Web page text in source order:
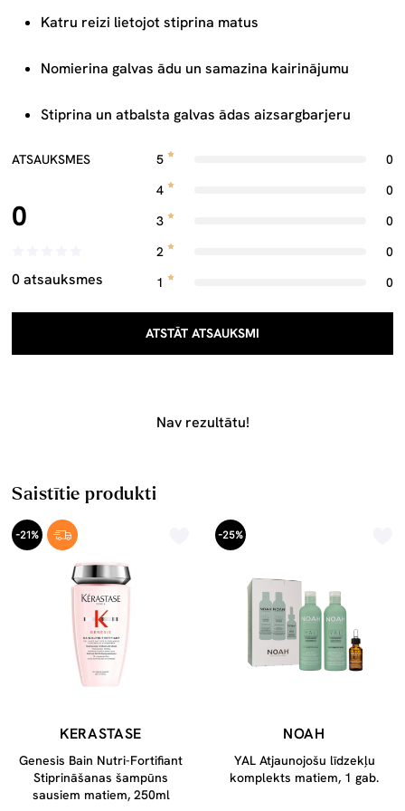
Katru reizi lietojot stiprina matus
Nomierina galvas ādu un samazina kairinājumu
Stiprina un atbalsta galvas ādas aizsargbarjeru
ATSAUKSMES
0
0 atsauksmes
5
0
4
0
3
0
2
0
1
0
ATSTĀT ATSAUKSMI
Nav rezultātu!
Saistītie produkti
-21%
KERASTASE
Genesis Bain Nutri-Fortifiant
Stiprināšanas šampūns
sausiem matiem, 250ml
-25%
NOAH
YAL Atjaunojošu līdzekļu
komplekts matiem, 1 gab.